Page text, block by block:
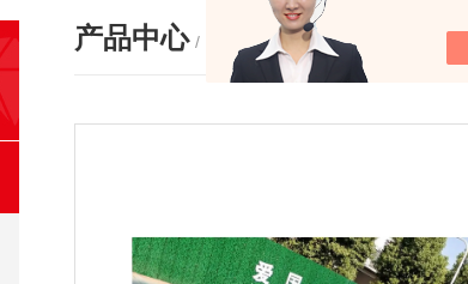
产品中心 / PRODUCTS